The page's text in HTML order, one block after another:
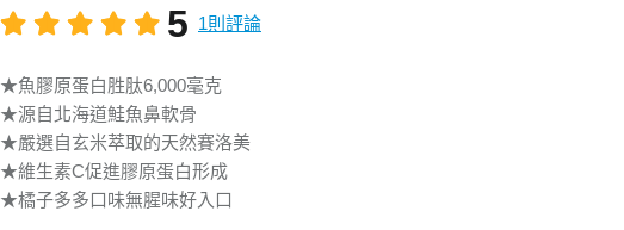
5 1則評論
★魚膠原蛋白胜肽6,000毫克
★源自北海道鮭魚鼻軟骨
★嚴選自玄米萃取的天然賽洛美
★維生素C促進膠原蛋白形成
★橘子多多口味無腥味好入口